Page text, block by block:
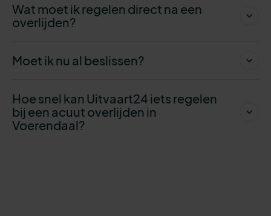
Wat moet ik regelen direct na een
overlijden?
Moet ik nu al beslissen?
Hoe snel kan Uitvaart24 iets regelen
bij een acuut overlijden in
Voerendaal?